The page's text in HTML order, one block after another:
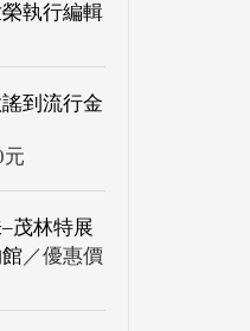
執行編輯
到流行金
元
茂林特展
／優惠價